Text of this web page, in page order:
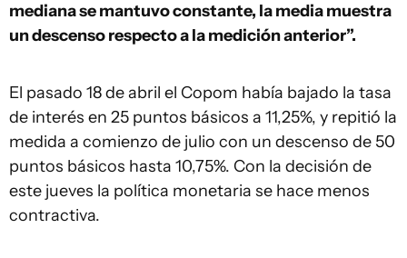
mediana se mantuvo constante, la media muestra
un descenso respecto a la medición anterior”.
El pasado 18 de abril el Copom había bajado la tasa
de interés en 25 puntos básicos a 11,25%, y repitió la
medida a comienzo de julio con un descenso de 50
puntos básicos hasta 10,75%. Con la decisión de
este jueves la política monetaria se hace menos
contractiva.